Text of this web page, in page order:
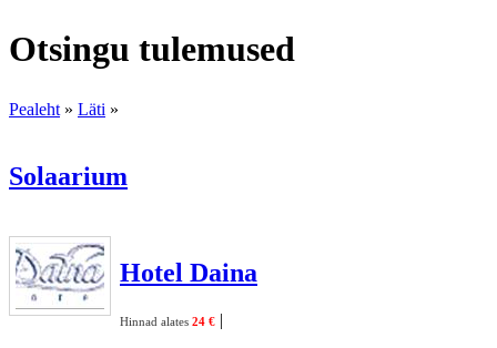
Otsingu tulemused
Pealeht » Läti »
Solaarium
Hotel Daina
Hinnad alates 24 € |